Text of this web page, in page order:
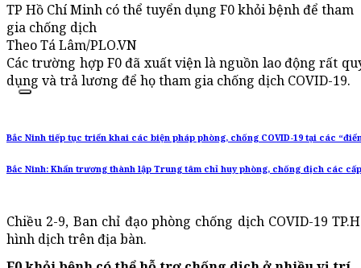
TP Hồ Chí Minh có thể tuyển dụng F0 khỏi bệnh để tham
gia chống dịch
Theo Tá Lâm/PLO.VN
Các trường hợp F0 đã xuất viện là nguồn lao động rất
dụng và trả lương để họ tham gia chống dịch COVID-19.
Bắc Ninh tiếp tục triển khai các biện pháp phòng, chống COVID-19 tại các
Bắc Ninh: Khẩn trương thành lập Trung tâm chỉ huy phòng, chống dịch các cấp
Chiều 2-9, Ban chỉ đạo phòng chống dịch COVID-19
hình dịch trên địa bàn.